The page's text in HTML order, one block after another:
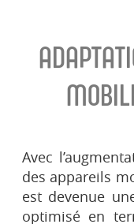
Avec
des appareils
est devenue
optimisé en